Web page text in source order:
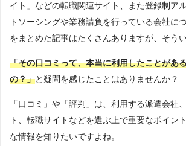
イト」などの転職関連サイト、また登録制ア
トソーシングや業務請負を行っている会社に
をまとめた記事はたくさんありますが、そう
「その口コミって、本当に利用したことがあ
の？」と疑問を感じたことはありませんか？
「口コミ」や「評判」は、利用する派遣会社
ト、転職サイトなどを選ぶ上で重要なポイン
な情報を知りたいですよね。